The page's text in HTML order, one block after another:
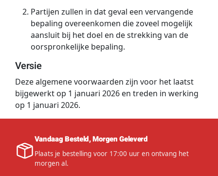
Partijen zullen in dat geval een vervangende
bepaling overeenkomen die zoveel mogelijk
aansluit bij het doel en de strekking van de
oorspronkelijke bepaling.
Versie
Deze algemene voorwaarden zijn voor het laatst
bijgewerkt op 1 januari 2026 en treden in werking
op 1 januari 2026.
Vandaag Besteld, Morgen Geleverd
Plaats je bestelling voor 17:00 uur en ontvang het
morgen al.